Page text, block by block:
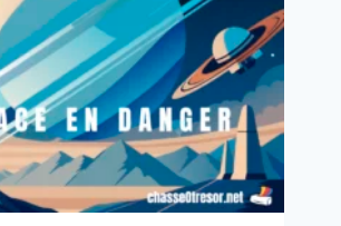
peuvent
être
choisies
sur
la
page
du